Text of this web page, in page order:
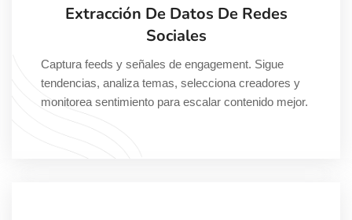
Extracción De Datos De Redes
Sociales
Captura feeds y señales de engagement. Sigue
tendencias, analiza temas, selecciona creadores y
monitorea sentimiento para escalar contenido mejor.